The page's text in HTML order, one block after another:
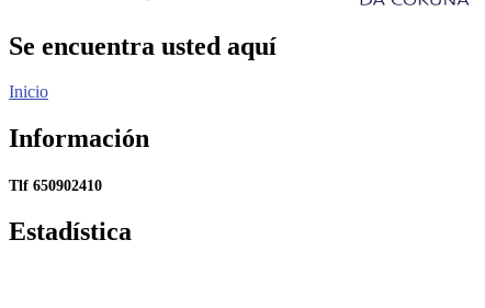
Se encuentra usted aquí
Inicio
Información
Tlf 650902410
Estadística